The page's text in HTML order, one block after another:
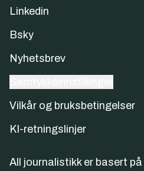
Linkedin
Bsky
Nyhetsbrev
Vilkår og bruksbetingelser
KI-retningslinjer
All journalistikk er basert på